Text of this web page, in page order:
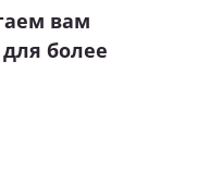
вам
для более